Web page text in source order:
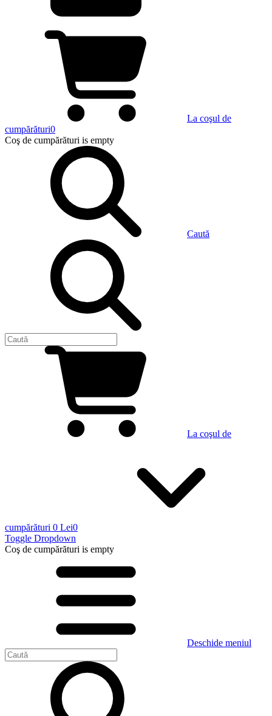
La coşul de
cumpărături0
Coş de cumpărături is empty
Caută
La coşul de
cumpărături 0 Lei0
Toggle Dropdown
Coş de cumpărături is empty
Deschide meniul